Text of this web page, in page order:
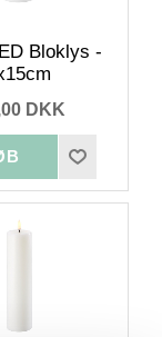
Bloklys -
DKK